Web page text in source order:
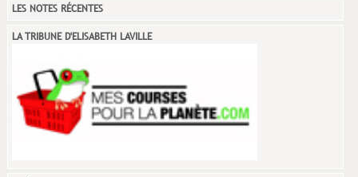
LES NOTES RÉCENTES
LA TRIBUNE D'ELISABETH LAVILLE